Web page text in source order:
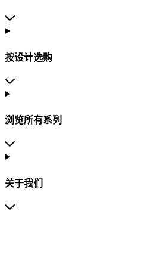
按设计选购
浏览所有系列
关于我们